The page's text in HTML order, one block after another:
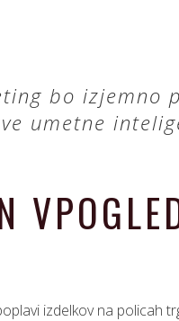
bo izjemno
umetne
izdelkov na policah